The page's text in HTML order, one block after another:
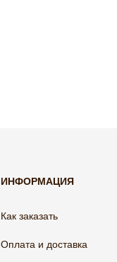
ИНФОРМАЦИЯ
Как заказать
Оплата и доставка